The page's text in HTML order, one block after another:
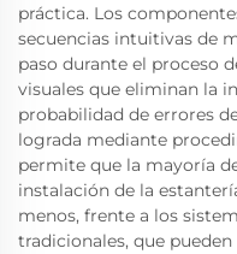
práctica. Los
secuencias intuitivas de
paso durante el proceso
visuales que eliminan la
probabilidad de errores
lograda mediante
permite que la mayoría
instalación de la
menos, frente a los
tradicionales, que